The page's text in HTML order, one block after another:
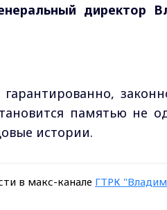
директор
гарантированно,
памятью не
истории.
в макс-канале ГТРК